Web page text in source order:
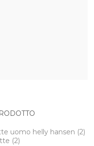
uomo helly hansen (2)
(2)